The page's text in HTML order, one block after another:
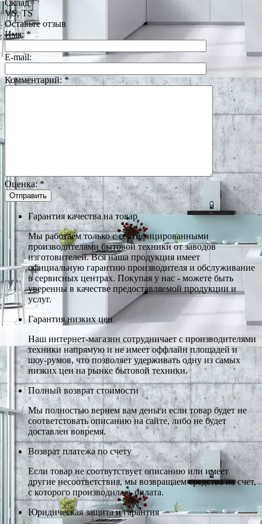
Склад
VS, TS
Оставьте отзыв
Имя:*
E-mail:
Комментарий:*
Оценка:*
Гарантия качества на товар
Мы работаем только с сертифицированными
производителями бытовой техники от заводов
изготовителей. Вся наша продукция имеет
официальную гарантию производителя и обслуживание
в сервисных центрах. Покупая у нас - можете быть
уверенны в качестве предоставляемой продукции и
услуг.
Гарантия низких цен
Наш интернет-магазин сотрудничает с производителями
техники напрямую и не имеет оффлайн площадей и
шоу-румов, что позволяет удерживать одну из самых
низких цен на рынке бытовой техники.
Полный возврат стоимости
Мы полностью вернем вам деньги если товар будет не
соответстовать описанию на сайте, либо не будет
доставлен вовремя.
Возврат платежа по счету
Если товар не соотвутствует описанию или имеет
другие несоответствия, мы возвращаем средства на счет,
с которого производилась оплата.
Юридическая защита и гарантия